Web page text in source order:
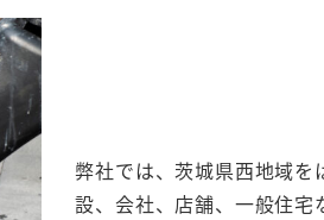
弊社では、茨城県西地域
設、会社、店舗、一般住